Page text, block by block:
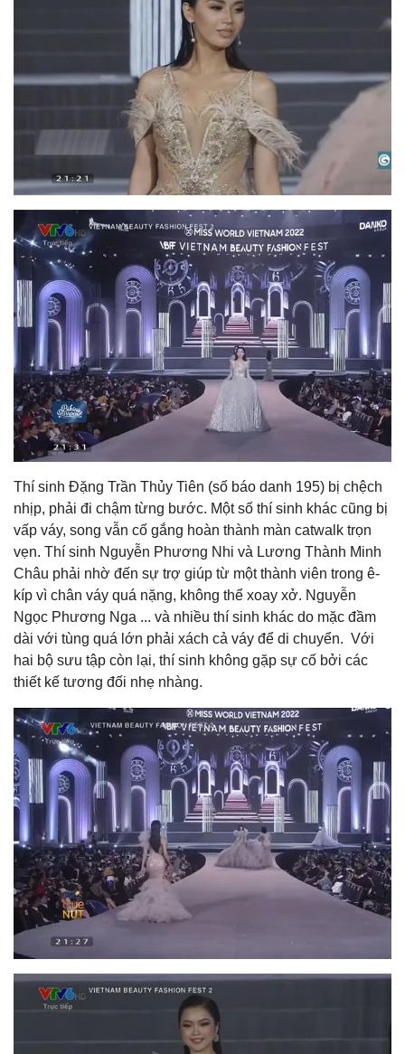
Thí sinh Đặng Trần Thủy Tiên (số báo danh 195) bị chệch
nhịp, phải đi chậm từng bước. Một số thí sinh khác cũng bị
vấp váy, song vẫn cố gắng hoàn thành màn catwalk trọn
vẹn. Thí sinh Nguyễn Phương Nhi và Lương Thành Minh
Châu phải nhờ đến sự trợ giúp từ một thành viên trong ê-
kíp vì chân váy quá nặng, không thể xoay xở. Nguyễn
Ngọc Phương Nga ... và nhiều thí sinh khác do mặc đầm
dài với tùng quá lớn phải xách cả váy để di chuyển. Với
hai bộ sưu tập còn lại, thí sinh không gặp sự cố bởi các
thiết kế tương đối nhẹ nhàng.